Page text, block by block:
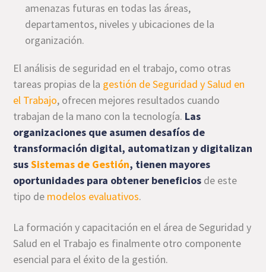
amenazas futuras en todas las áreas,
departamentos, niveles y ubicaciones de la
organización.
El análisis de seguridad en el trabajo, como otras
tareas propias de la gestión de Seguridad y Salud en
el Trabajo, ofrecen mejores resultados cuando
trabajan de la mano con la tecnología. Las
organizaciones que asumen desafíos de
transformación digital, automatizan y digitalizan
susSistemas de Gestión, tienen mayores
oportunidades para obtener beneficios de este
tipo de modelos evaluativos.
La formación y capacitación en el área de Seguridad y
Salud en el Trabajo es finalmente otro componente
esencial para el éxito de la gestión.